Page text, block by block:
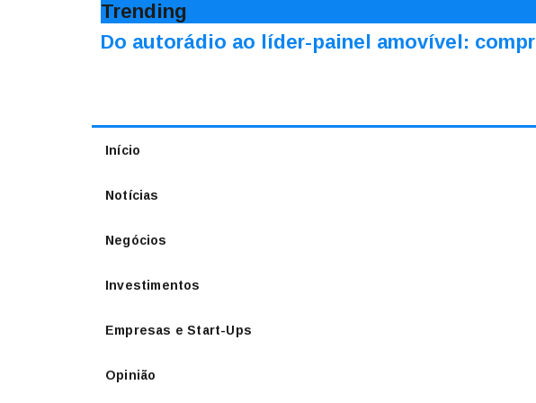
Trending
Do autorádio ao líder-painel amovível:
Início
Notícias
Negócios
Investimentos
Empresas e Start-Ups
Opinião